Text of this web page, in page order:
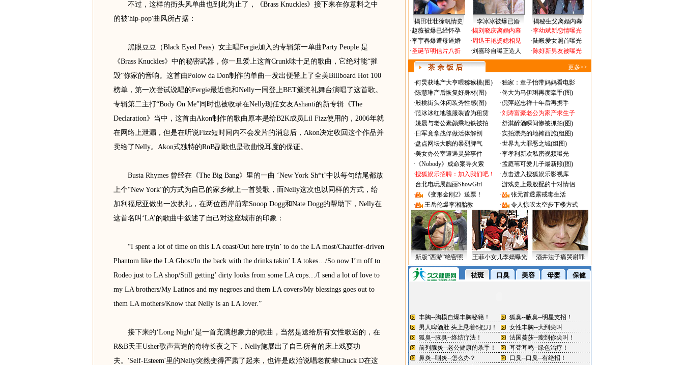
不过，这样的街头风单曲也到此为止了，《Brass Knuckles》接下来在你意料之中
的被'hip-pop'曲风所占据：
黑眼豆豆（Black Eyed Peas）女主唱Fergie加入的专辑第一单曲Party People 是
《Brass Knuckles》中的秘密武器，你一旦爱上这首Crunk味十足的歌曲，它绝对能“摧
毁”你家的音响。这首由Polow da Don制作的单曲一发出便登上了全美Billboard Hot 100
榜单，第一次尝试说唱的Fergie最近也和Nelly一同登上BET颁奖礼舞台演唱了这首歌。
专辑第二主打“Body On Me”同时也被收录在Nelly现任女友Ashanti的新专辑《The
Declaration》当中，这首由Akon制作的歌曲原本是给B2K成员Lil Fizz使用的，2006年就
在网络上泄漏，但是在听说Fizz短时间内不会发片的消息后，Akon决定收回这个作品并
卖给了Nelly。Akon式独特的RnB副歌也是歌曲悦耳度的保证。
Busta Rhymes 曾经在《The Big Bang》里的一曲 ‘New York Sh*t’中以每句结尾都放
上个“New York”的方式为自己的家乡献上一首赞歌，而Nelly这次也以同样的方式，给
加利福尼亚做出一次执礼，在两位西岸前辈Snoop Dogg和Nate Dogg的帮助下，Nelly在
这首名叫‘LA’的歌曲中叙述了自己对这座城市的印象：
“I spent a lot of time on this LA coast/Out here tryin’ to do the LA most/Chauffer-driven
Phantom like the LA Ghost/In the back with the drinks takin’ LA tokes…/So now I’m off to
Rodeo just to LA shop/Still getting’ dirty looks from some LA cops…/I send a lot of love to
my LA brothers/My Latinos and my negroes and them LA covers/My blessings goes out to
them LA mothers/Know that Nelly is an LA lover.”
接下来的‘Long Night’是一首充满想象力的歌曲，当然是送给所有女性歌迷的，在
R&B天王Usher歌声营造的奇特长夜之下，Nelly施展出了自己所有的床上戏耍功
夫。'Self-Esteem'里的Nelly突然变得严肃了起来，也许是政治说唱老前辈Chuck D在这
揭田壮壮徐帆情史 李冰冰被爆已婚
揭秘生父离婚内幕
·赵薇被爆已经怀孕
·李宇春爆遭母逼婚
·圣诞节明信片八折
·揭刘晓庆离婚内幕
·周迅王艳婆媳相见
·刘嘉玲自曝正造人
·李幼斌新恋情曝光
·陆毅爱女照首曝光
·陈好新男友被曝光
茶 余 饭 后 更多>>
·何炅获地产大亨喂猕猴桃(图) ·独家：章子怡带妈妈看电影
·陈慧琳产后恢复好身材(图) ·佟大为马伊琍再度牵手(图)
·殷桃街头休闲装秀性感(图) ·倪萍赵忠祥十年后再携手
·范冰冰红地毯服装皆为租赁 ·刘涛富豪老公为家产求生子
·姚晨与老公素颜乘地铁被拍 ·舒淇醉酒瞬间惨被抓拍(图)
· 日军竟拿战俘做活体解剖 ·实拍漂亮的地摊西施(组图)
·盘点网坛大腕的暴烈脾气 ·世界九大罪恶之城(组图)
·美女办公室遭遇灵异事件 ·李孝利新欢私密视频曝光
· 《Nobody》成命案导火索 ·孟庭苇可爱儿子最新照(图)
·搜狐娱乐招聘：加入我们吧！ ·点击进入搜狐娱乐影视库
·台北电玩展靓丽ShowGirl ·游戏史上最般配的十对情侣
·
《变形金刚2》送票！ ·
张元首透露戒毒生活
·
王岳伦爆李湘胎教 · 令人惊叹太空步下楼方式
新版“西游”绝密照 王菲小女儿李嫣曝光 酒井法子痛哭谢罪